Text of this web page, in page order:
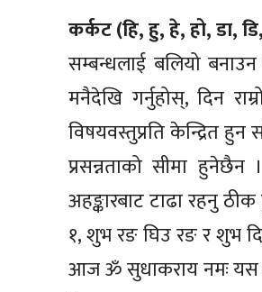
कर्कट (हि, हु, हे, हो, डा,
सम्बन्धलाई बलियो
मनैदेखि गर्नुहोस्, दिन
विषयवस्तुप्रति केन्द्रित
प्रसन्नताको सीमा
अहङ्कारबाट टाढा रहनु
१, शुभ रङ घिउ रङ र शुभ
आज ॐ सुधाकराय नमः यस